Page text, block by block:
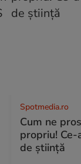
Spotmedia.ro
Cum ne
propriu!
de știință